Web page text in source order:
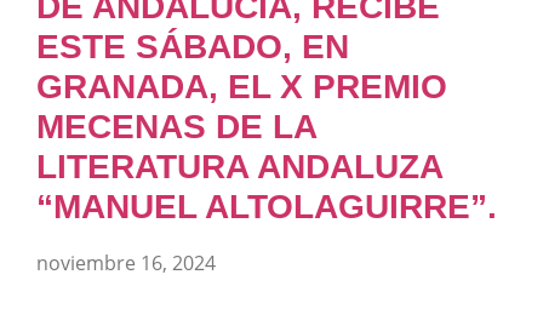
ESTE SÁBADO, EN
GRANADA, EL X PREMIO
MECENAS DE LA
LITERATURA ANDALUZA
“MANUEL ALTOLAGUIRRE”.
noviembre 16, 2024